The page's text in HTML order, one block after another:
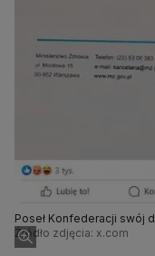
Poseł Konfederacji swój
dokumencie, który nie
resortu zdrowia
Źródło zdjęcia: x.com